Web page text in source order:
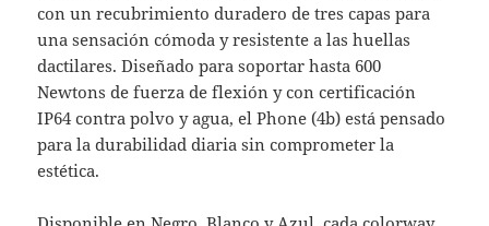
con un recubrimiento duradero de tres capas para
una sensación cómoda y resistente a las huellas
dactilares. Diseñado para soportar hasta 600
Newtons de fuerza de flexión y con certificación
IP64 contra polvo y agua, el Phone (4b) está pensado
para la durabilidad diaria sin comprometer la
estética.